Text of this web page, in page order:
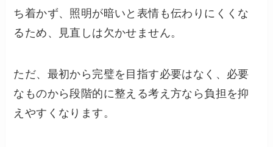
ち着かず、照明が暗いと表情も伝わりにくくな
るため、見直しは欠かせません。
ただ、最初から完璧を目指す必要はなく、必要
なものから段階的に整える考え方なら負担を抑
えやすくなります。